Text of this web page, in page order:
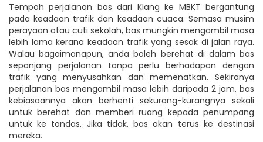
Tempoh perjalanan bas dari Klang ke MBKT bergantung
pada keadaan trafik dan keadaan cuaca. Semasa musim
perayaan atau cuti sekolah, bas mungkin mengambil masa
lebih lama kerana keadaan trafik yang sesak di jalan raya.
Walau bagaimanapun, anda boleh berehat di dalam bas
sepanjang perjalanan tanpa perlu berhadapan dengan
trafik yang menyusahkan dan memenatkan. Sekiranya
perjalanan bas mengambil masa lebih daripada 2 jam, bas
kebiasaannya akan berhenti sekurang-kurangnya sekali
untuk berehat dan memberi ruang kepada penumpang
untuk ke tandas. Jika tidak, bas akan terus ke destinasi
mereka.